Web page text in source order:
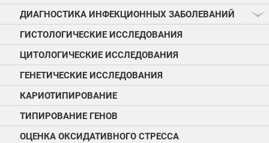
ДИАГНОСТИКА ИНФЕКЦИОННЫХ ЗАБОЛЕВАНИЙ
ГИСТОЛОГИЧЕСКИЕ ИССЛЕДОВАНИЯ
ЦИТОЛОГИЧЕСКИЕ ИССЛЕДОВАНИЯ
ГЕНЕТИЧЕСКИЕ ИССЛЕДОВАНИЯ
КАРИОТИПИРОВАНИЕ
ТИПИРОВАНИЕ ГЕНОВ
ОЦЕНКА ОКСИДАТИВНОГО СТРЕССА